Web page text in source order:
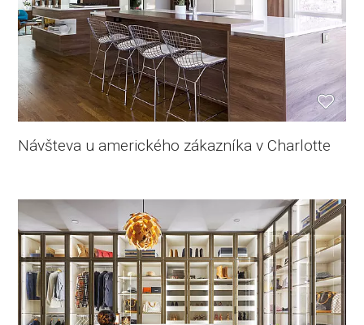
Návšteva u amerického zákazníka v Charlotte